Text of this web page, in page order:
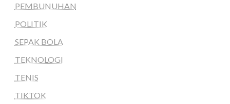
PEMBUNUHAN
POLITIK
SEPAK BOLA
TEKNOLOGI
TENIS
TIKTOK